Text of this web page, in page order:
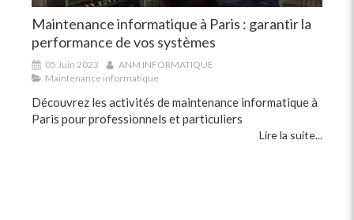
Maintenance informatique à Paris : garantir la
performance de vos systèmes
05 Juin 2023
ANM INFORMATIQUE
Maintenance informatique
Découvrez les activités de maintenance informatique à
Paris pour professionnels et particuliers
Lire la suite...